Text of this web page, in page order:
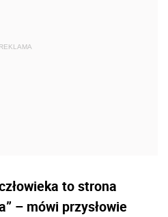
to strona
– mówi przysłowie